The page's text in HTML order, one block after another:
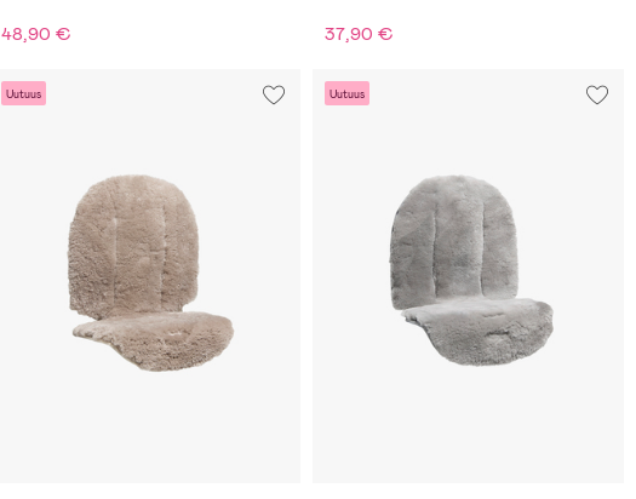
48,90 € 37,90 €
Uutuus Uutuus